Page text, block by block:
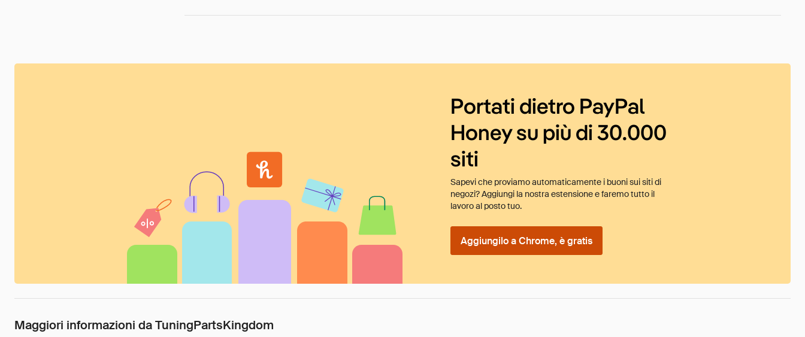
Portati dietro PayPal
Honey su più di 30.000
siti
Sapevi che proviamo automaticamente i buoni sui siti di
negozi? Aggiungi la nostra estensione e faremo tutto il
lavoro al posto tuo.
Aggiungilo a Chrome, è gratis
Maggiori informazioni da TuningPartsKingdom